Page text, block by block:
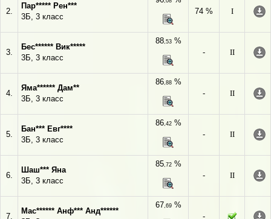
2.
Пар***** Рен***
3Б, 3 класс
74 %
I
3.
Бес****** Вик*****
3Б, 3 класс
88,53%
-
II
4.
Яма****** Дам**
3Б, 3 класс
86,88%
-
II
5.
Бан*** Евг****
3Б, 3 класс
86,42%
-
II
6.
Шаш*** Яна
3Б, 3 класс
85,72%
-
II
7.
Мас****** Анф*** Анд******
67,69%
-